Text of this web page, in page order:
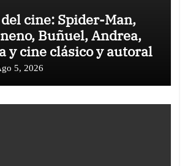
cine: Spider-Man,
Buñuel, Andrea,
y cine clásico y autoral
5, 2026